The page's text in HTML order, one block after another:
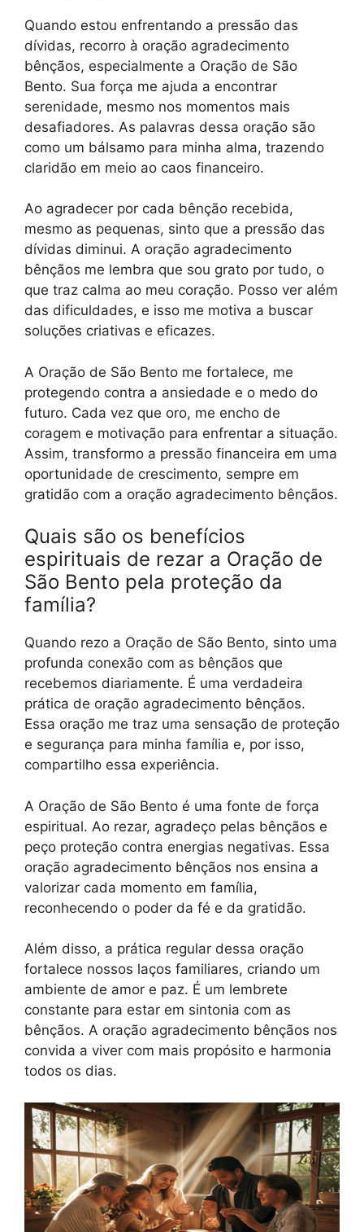
Quando estou enfrentando a pressão das
dívidas, recorro à oração agradecimento
bênçãos, especialmente a Oração de São
Bento. Sua força me ajuda a encontrar
serenidade, mesmo nos momentos mais
desafiadores. As palavras dessa oração são
como um bálsamo para minha alma, trazendo
claridão em meio ao caos financeiro.
Ao agradecer por cada bênção recebida,
mesmo as pequenas, sinto que a pressão das
dívidas diminui. A oração agradecimento
bênçãos me lembra que sou grato por tudo, o
que traz calma ao meu coração. Posso ver além
das dificuldades, e isso me motiva a buscar
soluções criativas e eficazes.
A Oração de São Bento me fortalece, me
protegendo contra a ansiedade e o medo do
futuro. Cada vez que oro, me encho de
coragem e motivação para enfrentar a situação.
Assim, transformo a pressão financeira em uma
oportunidade de crescimento, sempre em
gratidão com a oração agradecimento bênçãos.
Quais são os benefícios
espirituais de rezar a Oração de
São Bento pela proteção da
família?
Quando rezo a Oração de São Bento, sinto uma
profunda conexão com as bênçãos que
recebemos diariamente. É uma verdadeira
prática de oração agradecimento bênçãos.
Essa oração me traz uma sensação de proteção
e segurança para minha família e, por isso,
compartilho essa experiência.
A Oração de São Bento é uma fonte de força
espiritual. Ao rezar, agradeço pelas bênçãos e
peço proteção contra energias negativas. Essa
oração agradecimento bênçãos nos ensina a
valorizar cada momento em família,
reconhecendo o poder da fé e da gratidão.
Além disso, a prática regular dessa oração
fortalece nossos laços familiares, criando um
ambiente de amor e paz. É um lembrete
constante para estar em sintonia com as
bênçãos. A oração agradecimento bênçãos nos
convida a viver com mais propósito e harmonia
todos os dias.